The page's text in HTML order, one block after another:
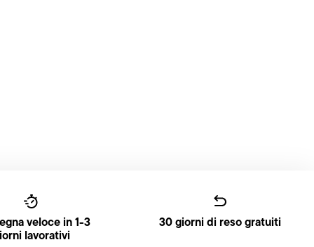
veloce in 1-3
lavorativi
30 giorni di reso gratuiti